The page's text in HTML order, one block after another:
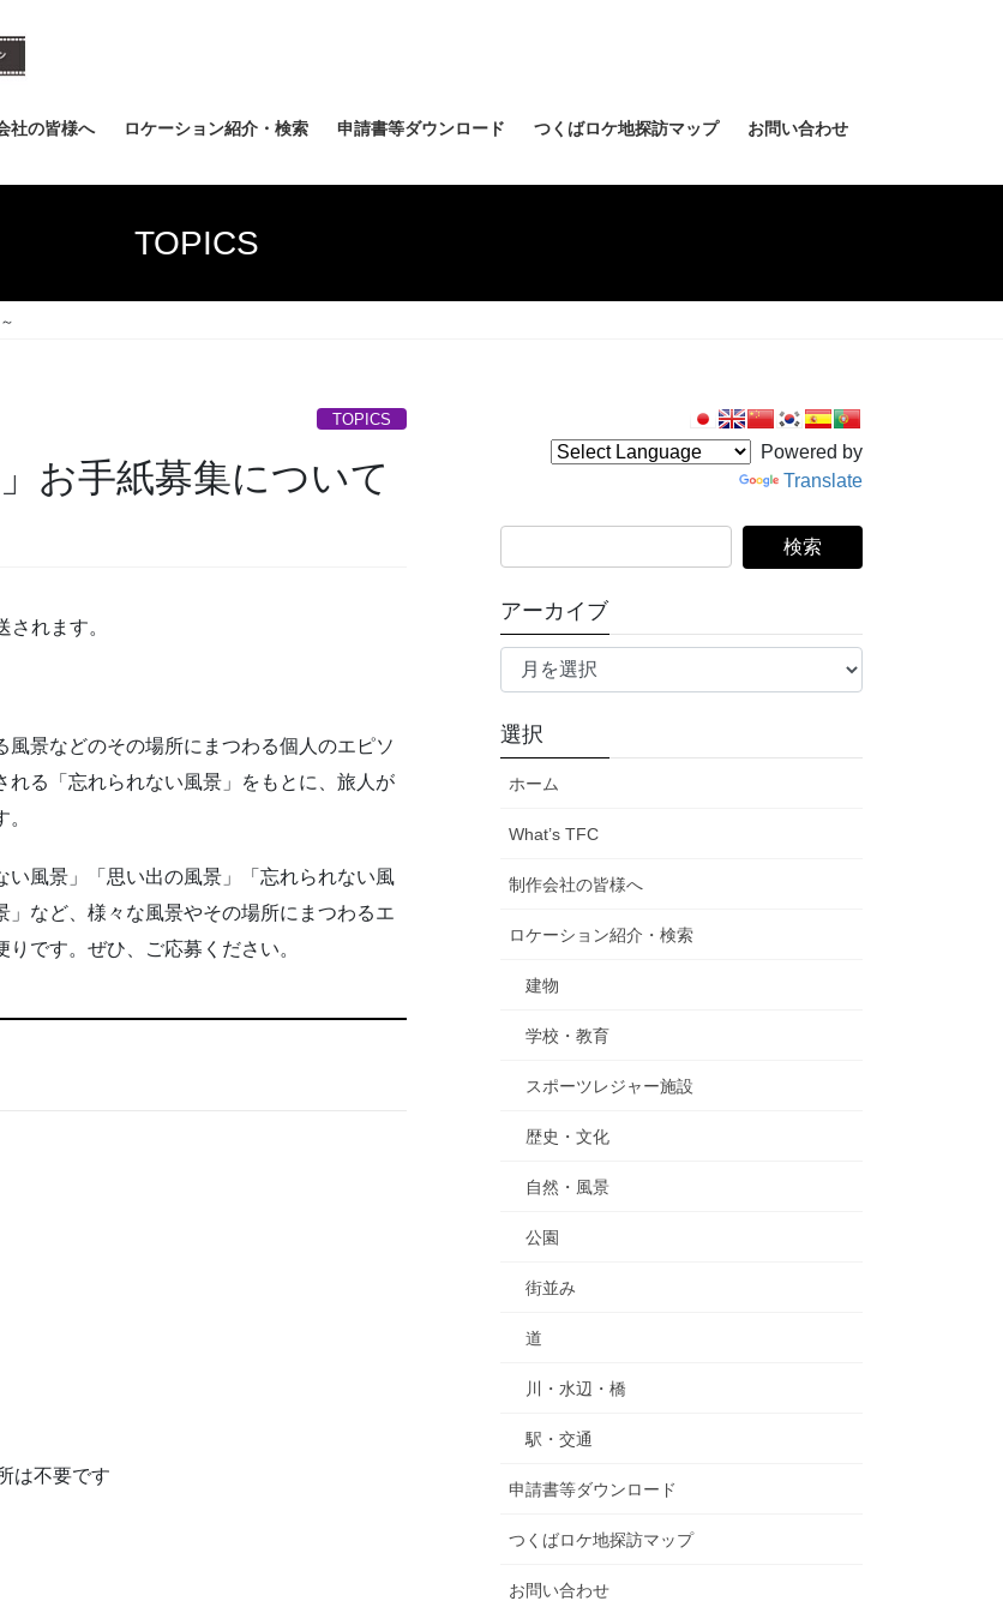
社の皆様へ ロケーション紹介・検索 申請書等ダウンロード つくばロケ地探訪マップ お問い合わせ
TOPICS
TOPICS
お手紙募集について
されます。
景などのその場所にまつわる個人のエピソ
る「忘れられない風景」をもとに、旅人が
風景」「思い出の風景」「忘れられない風
など、様々な風景やその場所にまつわるエ
です。ぜひ、ご応募ください。
は不要です
Powered by
Translate
索:
アーカイブ
ア
イ
ブ
選択
ホーム
What’s TFC
制作会社の皆様へ
ロケーション紹介・検索
建物
学校・教育
スポーツレジャー施設
歴史・文化
自然・風景
公園
街並み
道
川・水辺・橋
駅・交通
申請書等ダウンロード
つくばロケ地探訪マップ
お問い合わせ